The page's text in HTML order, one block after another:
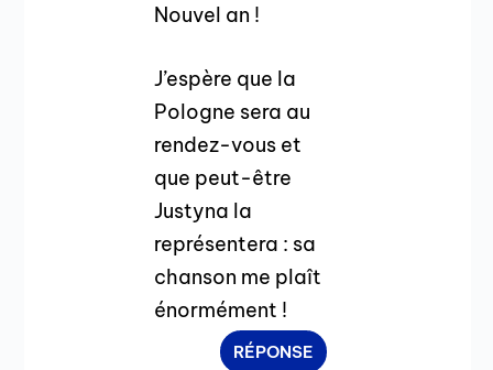
Nouvel an !
J’espère que la
Pologne sera au
rendez-vous et
que peut-être
Justyna la
représentera : sa
chanson me plaît
énormément !
RÉPONSE